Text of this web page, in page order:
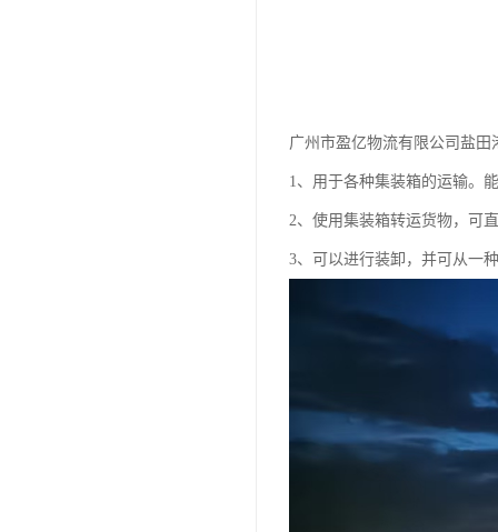
广州市盈亿物流有限公司盐田
1、用于各种集装箱的运输。
2、使用集装箱转运货物，可
3、可以进行装卸，并可从一